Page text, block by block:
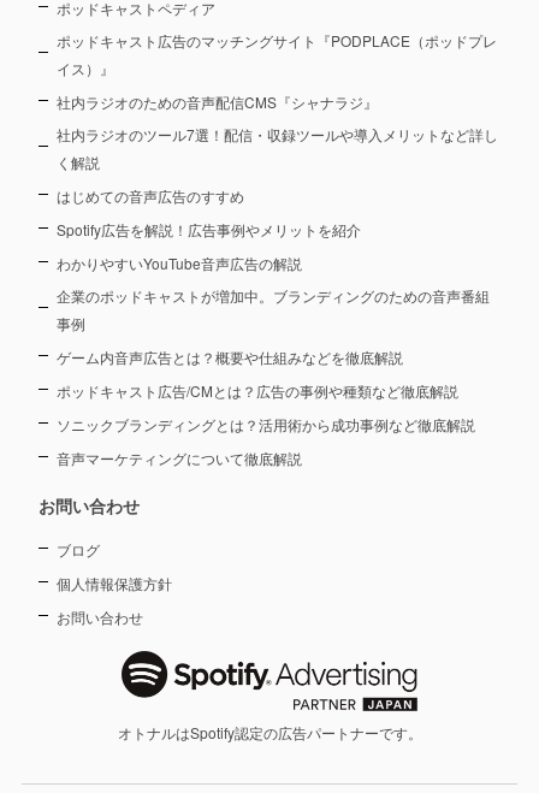
ポッドキャストペディア
ポッドキャスト広告のマッチングサイト『PODPLACE（ポッドプレ
イス）』
社内ラジオのための音声配信CMS『シャナラジ』
社内ラジオのツール7選！配信・収録ツールや導入メリットなど詳し
く解説
はじめての音声広告のすすめ
Spotify広告を解説！広告事例やメリットを紹介
わかりやすいYouTube音声広告の解説
企業のポッドキャストが増加中。ブランディングのための音声番組
事例
ゲーム内音声広告とは？概要や仕組みなどを徹底解説
ポッドキャスト広告/CMとは？広告の事例や種類など徹底解説
ソニックブランディングとは？活用術から成功事例など徹底解説
音声マーケティングについて徹底解説
お問い合わせ
ブログ
個人情報保護方針
お問い合わせ
オトナルはSpotify認定の広告パートナーです。